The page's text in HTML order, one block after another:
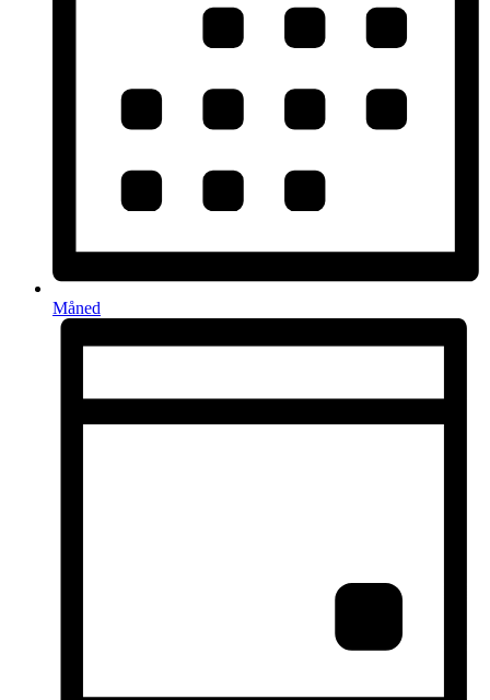
Måned